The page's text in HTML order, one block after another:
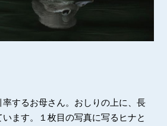
率するお母さん。おしりの上に、長
ます。１枚目の写真に写るヒナと